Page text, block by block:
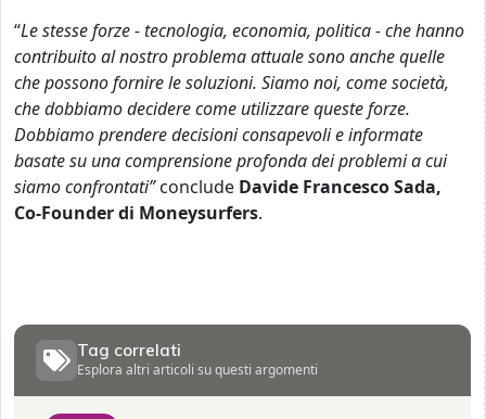
“Le stesse forze - tecnologia, economia, politica - che hanno
contribuito al nostro problema attuale sono anche quelle
che possono fornire le soluzioni. Siamo noi, come società,
che dobbiamo decidere come utilizzare queste forze.
Dobbiamo prendere decisioni consapevoli e informate
basate su una comprensione profonda dei problemi a cui
siamo confrontati”conclude Davide Francesco Sada,
Co-Founder di Moneysurfers.
Tag correlati
Esplora altri articoli su questi argomenti